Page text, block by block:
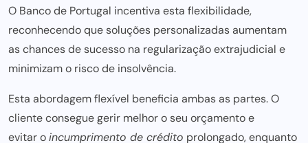
O Banco de Portugal incentiva esta flexibilidade,
reconhecendo que soluções personalizadas aumentam
as chances de sucesso na regularização extrajudicial e
minimizam o riscode insolvência.
Esta abordagem flexível beneficia ambas as partes. O
cliente consegue gerir melhor o seu orçamento e
evitar oincumprimento de crédito prolongado, enquanto